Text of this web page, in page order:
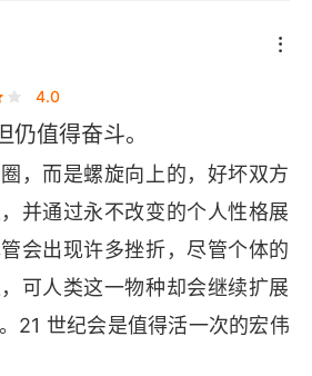
然而，无论悲观言论怎么样鼓
追求美好生活的本性不会变，
火花不会减少，人类的科技水
升。     全球人口过多、人口
、石油危机、核毁灭、经济危
步，生产力提升中一一化解。
在于是以静态的眼光看待问题
，问题是，整个人类社会并不
4.0
值得奋斗。
，而是螺旋向上的，好坏双方
并通过永不改变的个人性格展
会出现许多挫折，尽管个体的
可人类这一物种却会继续扩展
21 世纪会是值得活一次的宏伟